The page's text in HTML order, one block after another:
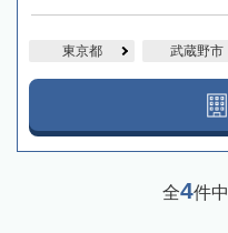
東京都 武蔵野市
全4件中